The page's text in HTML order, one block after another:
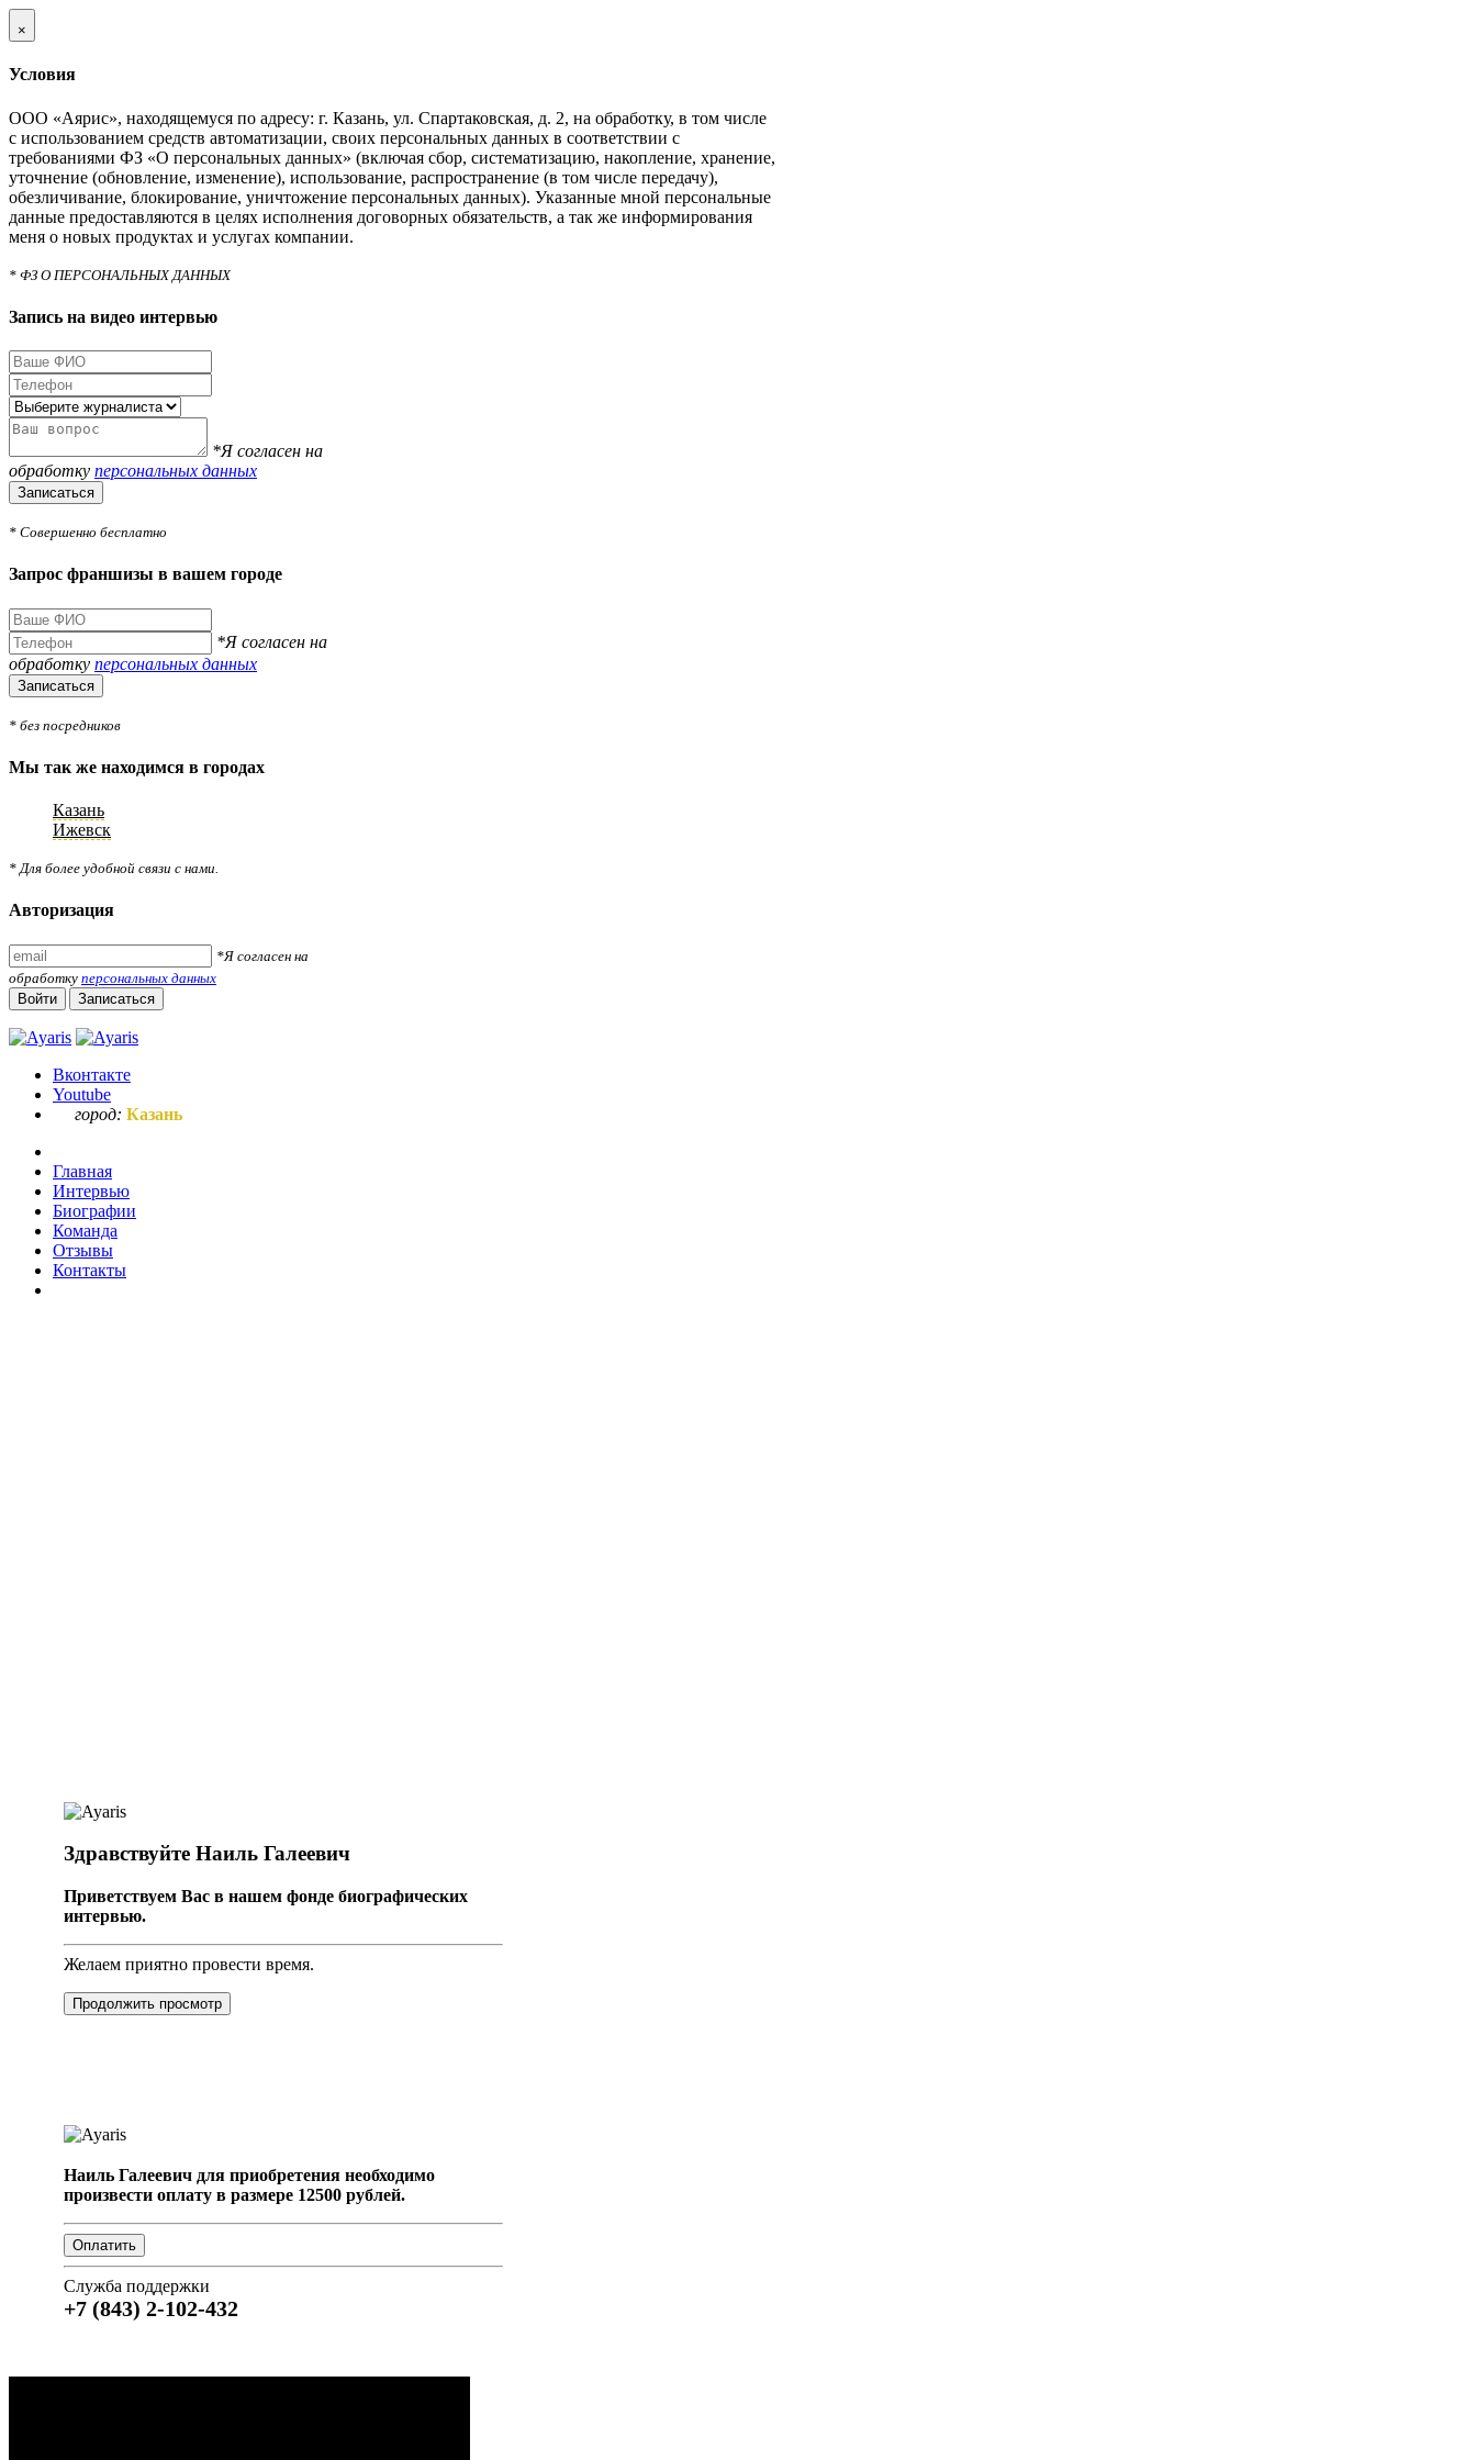
×
Условия
ООО «Аярис», находящемуся по адресу: г. Казань, ул. Спартаковская, д. 2, на обработку, в том числе
с использованием средств автоматизации, своих персональных данных в соответствии с
требованиями ФЗ «О персональных данных» (включая сбор, систематизацию, накопление, хранение,
уточнение (обновление, изменение), использование, распространение (в том числе передачу),
обезличивание, блокирование, уничтожение персональных данных). Указанные мной персональные
данные предоставляются в целях исполнения договорных обязательств, а так же информирования
меня о новых продуктах и услугах компании.
* ФЗ О ПЕРСОНАЛЬНЫХ ДАННЫХ
Запись на видео интервью
*Я согласен на
обработку персональных данных
Записаться
* Совершенно бесплатно
Запрос франшизы в вашем городе
*Я согласен на
обработку персональных данных
Записаться
* без посредников
Мы так же находимся в городах
Казань
Ижевск
* Для более удобной связи с нами.
Авторизация
*Я согласен на
обработку персональных данных
Войти
Записаться
Вконтакте
Youtube
город: Казань
Главная
Интервью
Биографии
Команда
Отзывы
Контакты
Здравствуйте Наиль Галеевич
Приветствуем Вас в нашем фонде биографических
интервью.
Желаем приятно провести время.
Продолжить просмотр
Наиль Галеевич для приобретения необходимо
произвести оплату в размере 12500 рублей.
Служба поддержки
+7 (843) 2-102-432